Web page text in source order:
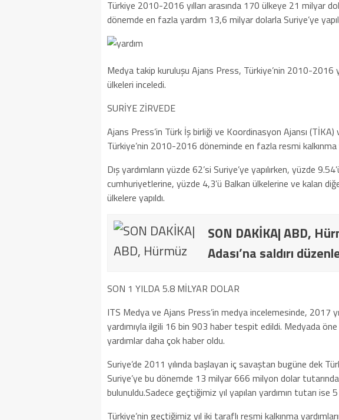
Türkiye 2010-2016 yılları arasında 170 ülkeye 21 milyar
dönemde en fazla yardım 13,6 milyar dolarla Suriye’ye
Medya takip kuruluşu Ajans Press, Türkiye’nin 2010-2016
ülkeleri inceledi.
SURİYE ZİRVEDE
Ajans Press’in Türk İş birliği ve Koordinasyon Ajansı
Türkiye’nin 2010-2016 döneminde en fazla resmi kalkınma
Dış yardımların yüzde 62’si Suriye’ye yapılırken, yüzde
cumhuriyetlerine, yüzde 4,3’ü Balkan ülkelerine ve kalan
ülkelere yapıldı.
SON DAKİKA| ABD,
Adası’na saldırı
SON 1 YILDA 5.8 MİLYAR DOLAR
ITS Medya ve Ajans Press’in medya incelemesinde, 2017
yardımıyla ilgili 16 bin 903 haber tespit edildi. Medyada öne
yardımlar daha çok haber oldu.
Suriye’de 2011 yılında başlayan iç savaştan bugüne dek
Suriye’ye bu dönemde 13 milyar 666 milyon dolar tutarında
bulunuldu.Sadece geçtiğimiz yıl yapılan yardımın tutarı
Türkiye’nin geçtiğimiz yıl iki taraflı resmi kalkınma